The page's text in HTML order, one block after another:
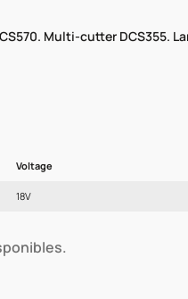
Multi-cutter DCS355.
Voltage
18V